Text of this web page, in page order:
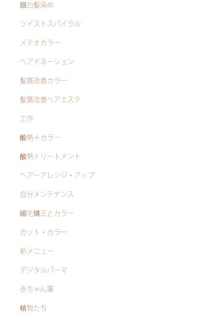
脱白髪染め
ツイストスパイラル
メテオカラー
ヘアドネーション
髪質改善カラー
髪質改善ヘアエステ
工作
酸熱＋カラー
酸熱トリートメント
ヘアーアレンジ・アップ
自分メンテナンス
縮毛矯正とカラー
カット・カラー
新メニュー
デジタルパーマ
赤ちゃん筆
植物たち